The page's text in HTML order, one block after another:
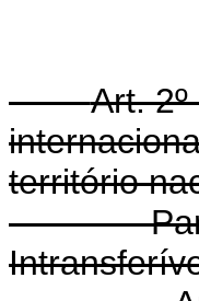
Art.
território